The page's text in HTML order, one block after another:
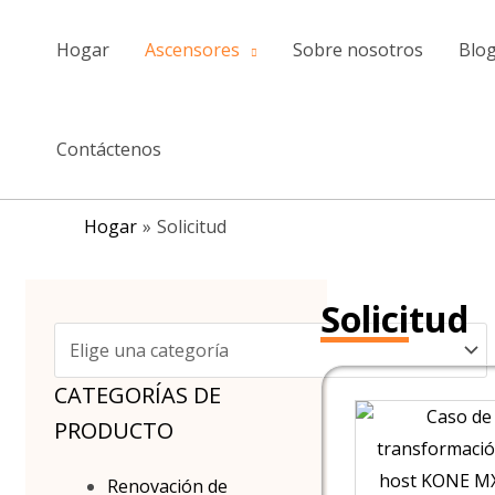
Hogar Ascensores Sobre nosotros
Contáctenos
Hogar Solicitud
CATEGORÍAS DE
PRODUCTO
Renovación de
Solicitud